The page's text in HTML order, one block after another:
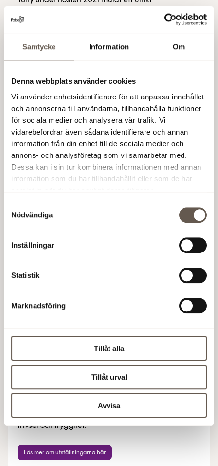
Samtycke Information Om
Denna webbplats använder cookies
Vi använder enhetsidentifierare för att anpassa innehållet
och annonserna till användarna, tillhandahålla funktioner
för sociala medier och analysera vår trafik. Vi
vidarebefordrar även sådana identifierare och annan
information från din enhet till de sociala medier och
annons- och analysföretag som vi samarbetar med.
Dessa kan i sin tur kombinera informationen med annan
information som du har tillhandahållit eller som de har
Nödvändiga
Inställningar
Statistik
Marknadsföring
Tillåt alla
Tillåt urval
Avvisa
inomhuskonstverk som vi är otroligt glada över.
Street Gallery
Street Gallery är en konstutställning i gatumiljö i
Solna Business Park. Stadsdelen står inför massor av
små och stora förändringar. Plötsliga och oväntade
trivsel och trygghet.
Läs mer om utställningarna här